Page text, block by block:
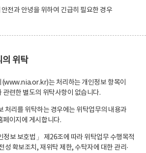
전과 안녕을 위하여 긴급히 필요한 경우
의 위탁
(www.nia.or.kr)는 처리하는 개인정보 항목이
관련한 별도의 위탁사항이 없습니다.
처리를 위탁하는 경우에는 위탁업무의 내용과
페이지에 게시합니다.
정보 보호법」 제26조에 따라 위탁업무 수행목적
성 확보조치, 재위탁 제한, 수탁자에 대한 관리·